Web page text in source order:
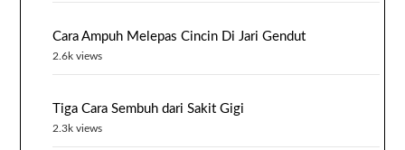
Cara Ampuh Melepas Cincin Di Jari Gendut
2.6k views
Tiga Cara Sembuh dari Sakit Gigi
2.3k views